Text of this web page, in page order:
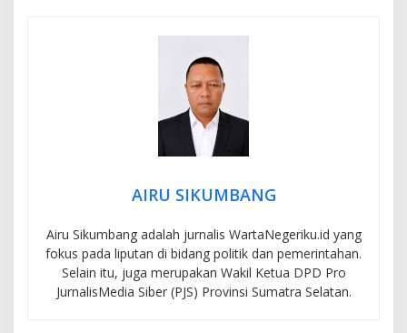
AIRU SIKUMBANG
Airu Sikumbang adalah jurnalis WartaNegeriku.id yang
fokus pada liputan di bidang politik dan pemerintahan.
Selain itu, juga merupakan Wakil Ketua DPD Pro
JurnalisMedia Siber (PJS) Provinsi Sumatra Selatan.